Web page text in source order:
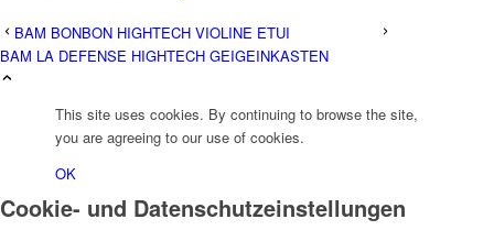
BAM BONBON HIGHTECH VIOLINE ETUI
BAM LA DEFENSE HIGHTECH GEIGEINKASTEN
This site uses cookies. By continuing to browse the site,
you are agreeing to our use of cookies.
OK
Cookie- und Datenschutzeinstellungen